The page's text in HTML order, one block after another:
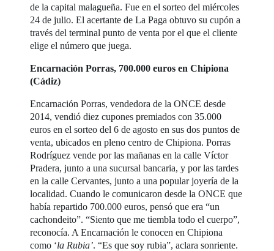
de la capital malagueña. Fue en el sorteo del miércoles
24 de julio. El acertante de La Paga obtuvo su cupón a
través del terminal punto de venta por el que el cliente
elige el número que juega.
Encarnación Porras, 700.000 euros en Chipiona
(Cádiz)
Encarnación Porras, vendedora de la ONCE desde
2014, vendió diez cupones premiados con 35.000
euros en el sorteo del 6 de agosto en sus dos puntos de
venta, ubicados en pleno centro de Chipiona. Porras
Rodríguez vende por las mañanas en la calle Víctor
Pradera, junto a una sucursal bancaria, y por las tardes
en la calle Cervantes, junto a una popular joyería de la
localidad. Cuando le comunicaron desde la ONCE que
había repartido 700.000 euros, pensó que era “un
cachondeito”. “Siento que me tiembla todo el cuerpo”,
reconocía. A Encarnación le conocen en Chipiona
como ‘la Rubia’. “Es que soy rubia”, aclara sonriente.